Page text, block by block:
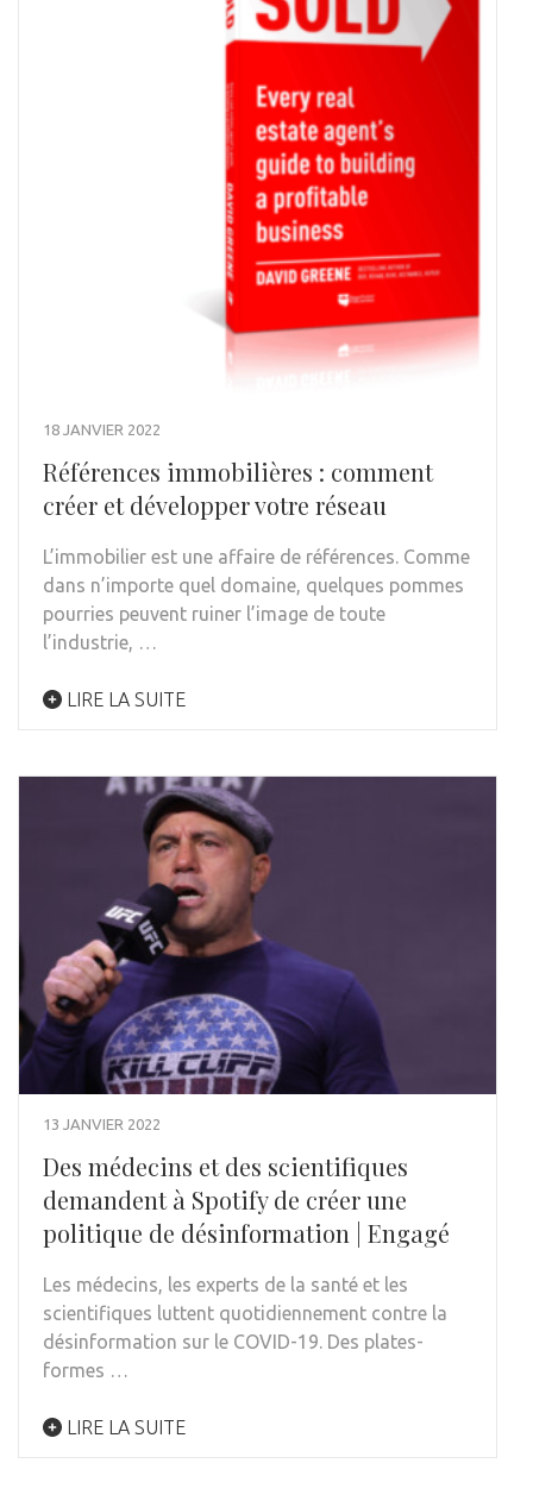
18 JANVIER 2022
Références immobilières : comment
créer et développer votre réseau
L’immobilier est une affaire de références. Comme
dans n’importe quel domaine, quelques pommes
pourries peuvent ruiner l’image de toute
l’industrie, …
LIRE LA SUITE
13 JANVIER 2022
Des médecins et des scientifiques
demandent à Spotify de créer une
politique de désinformation | Engagé
Les médecins, les experts de la santé et les
scientifiques luttent quotidiennement contre la
désinformation sur le COVID-19. Des plates-
formes …
LIRE LA SUITE